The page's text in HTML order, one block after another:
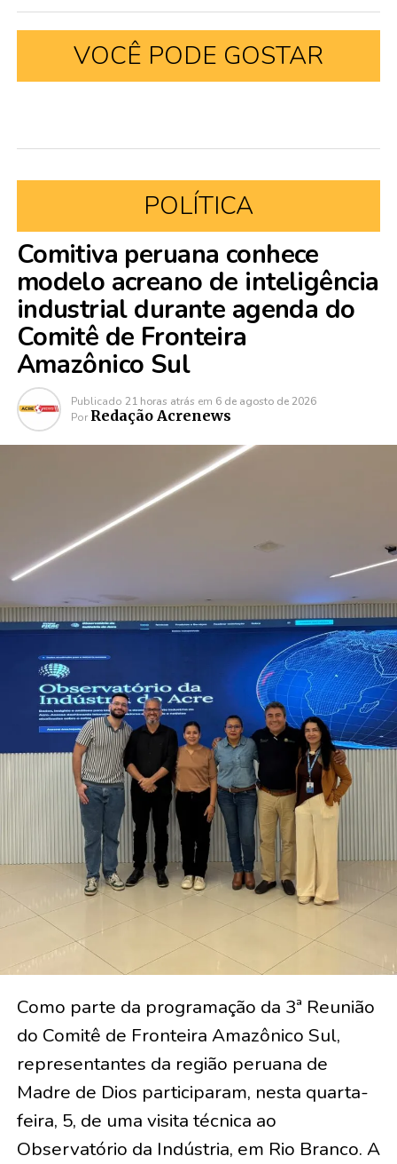
VOCÊ PODE GOSTAR
POLÍTICA
Comitiva peruana conhece
modelo acreano de inteligência
industrial durante agenda do
Comitê de Fronteira
Amazônico Sul
Publicado 21 horas atrás em 6 de agosto de 2026
Por Redação Acrenews
Como parte da programação da 3ª Reunião
do Comitê de Fronteira Amazônico Sul,
representantes da região peruana de
Madre de Dios participaram, nesta quarta-
feira, 5, de uma visita técnica ao
Observatório da Indústria, em Rio Branco. A